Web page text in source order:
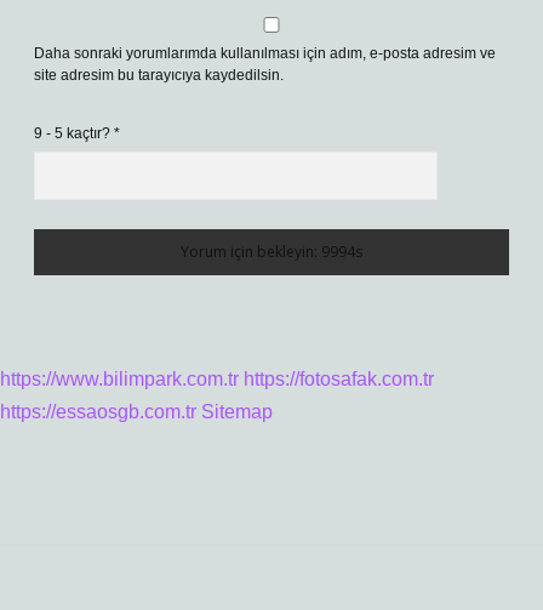
Daha sonraki yorumlarımda kullanılması için adım, e-posta adresim ve
site adresim bu tarayıcıya kaydedilsin.
9 - 5 kaçtır? *
https://www.bilimpark.com.tr https://fotosafak.com.tr
https://essaosgb.com.tr Sitemap